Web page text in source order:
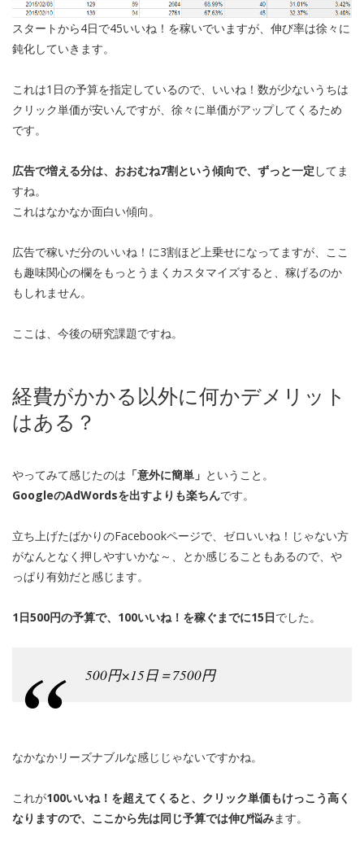
スタートから4日で45いいね！を稼いでいますが、伸び率は徐々に
鈍化していきます。
これは1日の予算を指定しているので、いいね！数が少ないうちは
クリック単価が安いんですが、徐々に単価がアップしてくるため
です。
広告で増える分は、おおむね7割という傾向で、ずっと一定 してま
すね。
これはなかなか面白い傾向。
広告で稼いだ分のいいね！に3割ほど上乗せになってますが、ここ
も趣味関心の欄をもっとうまくカスタマイズすると、稼げるのか
もしれません。
ここは、今後の研究課題ですね。
経費がかかる以外に何かデメリット
はある？
やってみて感じたのは 「意外に簡単」 ということ。
GoogleのAdWordsを出すよりも楽ちんです。
立ち上げたばかりのFacebookページで、ゼロいいね！じゃない方
がなんとなく押しやすいかな～、とか感じることもあるので、や
っぱり有効だと感じます。
1日500円の予算で、100いいね！を稼ぐまでに15日でした。
500円×15日＝7500円
なかなかリーズナブルな感じじゃないですかね。
これが100いいね！を超えてくると、クリック単価もけっこう高く
なりますので、ここから先は同じ予算では伸び悩みます。